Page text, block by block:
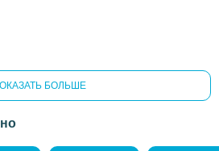
БОЛЬШЕ